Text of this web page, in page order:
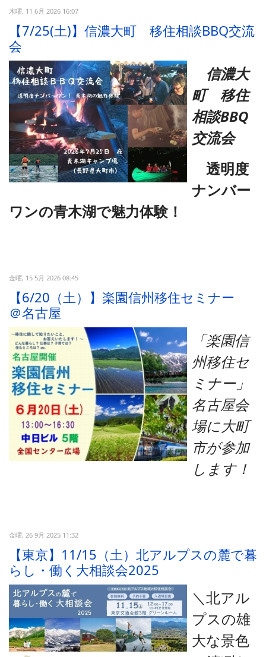
木曜, 11 6月 2026 16:07
【7/25(土)】信濃大町 移住相談BBQ交流
会
信濃大
町 移住
相談BBQ
交流会
透明度
ナンバー
ワンの青木湖で魅力体験！
金曜, 15 5月 2026 08:45
【6/20（土）】楽園信州移住セミナー
＠名古屋
「楽園信
州移住セ
ミナー」
名古屋会
場に大町
市が参加
します！
金曜, 26 9月 2025 11:32
【東京】11/15（土）北アルプスの麓で暮
らし・働く大相談会2025
＼北アル
プスの雄
大な景色